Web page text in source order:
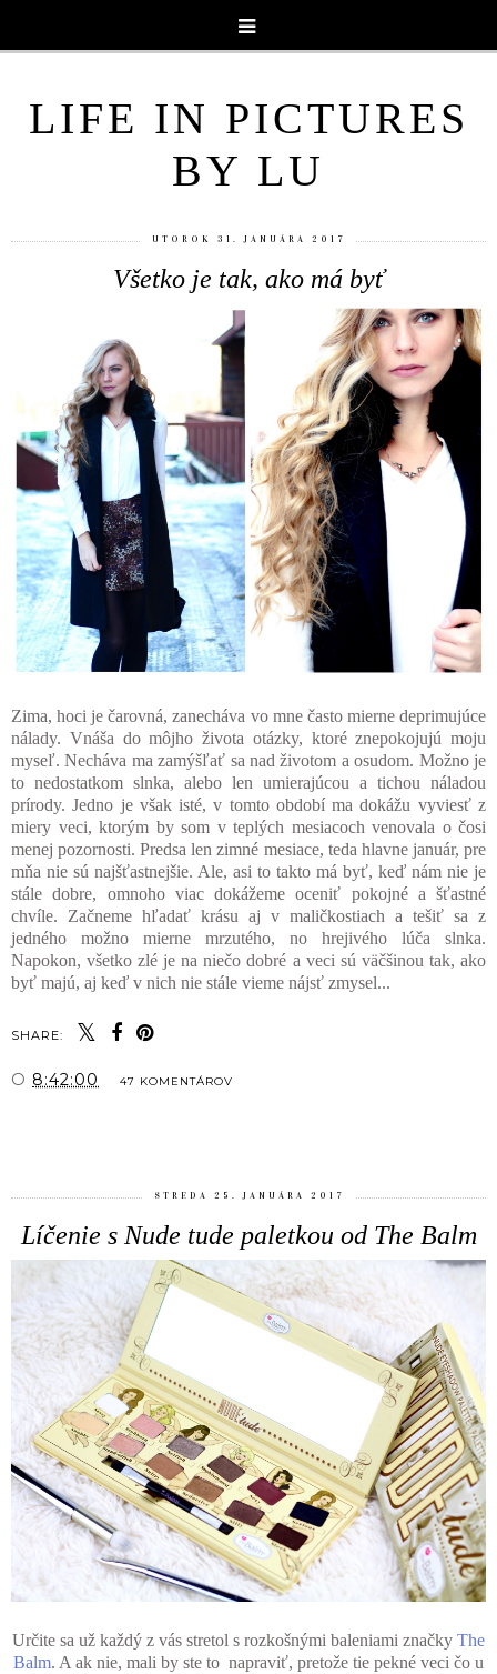
LIFE IN PICTURES
BY LU
UTOROK 31. JANUÁRA 2017
Všetko je tak, ako má byť
Zima, hoci je čarovná, zanecháva vo mne často mierne deprimujúce
nálady. Vnáša do môjho života otázky, ktoré znepokojujú moju
myseľ. Necháva ma zamýšľať sa nad životom a osudom. Možno je
to nedostatkom slnka, alebo len umierajúcou a tichou náladou
prírody. Jedno je však isté, v tomto období ma dokážu vyviesť z
miery veci, ktorým by som v teplých mesiacoch venovala o čosi
menej pozornosti. Predsa len zimné mesiace, teda hlavne január, pre
mňa nie sú najšťastnejšie. Ale, asi to takto má byť, keď nám nie je
stále dobre, omnoho viac dokážeme oceniť pokojné a šťastné
chvíle. Začneme hľadať krásu aj v maličkostiach a tešiť sa z
jedného možno mierne mrzutého, no hrejivého lúča slnka.
Napokon, všetko zlé je na niečo dobré a veci sú väčšinou tak, ako
byť majú, aj keď v nich nie stále vieme nájsť zmysel...
SHARE:
O 8:42:00 47 KOMENTÁROV
STREDA 25. JANUÁRA 2017
Líčenie s Nude tude paletkou od The Balm
Určite sa už každý z vás stretol s rozkošnými baleniami značky The
Balm. A ak nie, mali by ste to napraviť, pretože tie pekné veci čo u